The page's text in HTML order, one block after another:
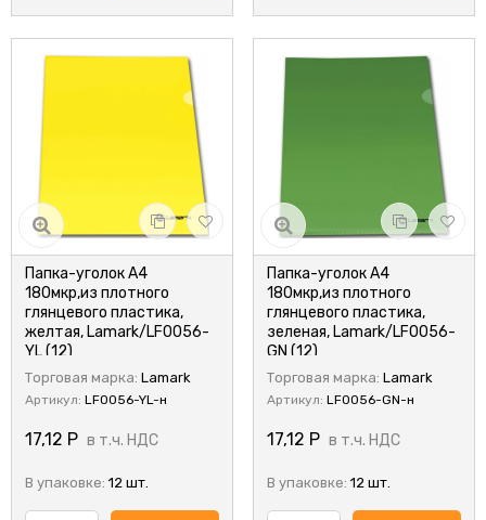
Папка-уголок А4
180мкр,из плотного
глянцевого пластика,
желтая, Lamark/LF0056-
YL (12)
Торговая марка: Lamark
Артикул: LF0056-YL-н
17,12 Р в т.ч. НДС
В упаковке: 12 шт.
Папка-уголок А4
180мкр,из плотного
глянцевого пластика,
зеленая, Lamark/LF0056-
GN (12)
Торговая марка: Lamark
Артикул: LF0056-GN-н
17,12 Р в т.ч. НДС
В упаковке: 12 шт.